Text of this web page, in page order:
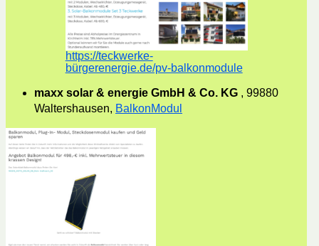
https://teckwerke-
bürgerenergie.de/pv-balkonmodule
maxx solar & energie GmbH & Co. KG , 99880
Waltershausen, BalkonModul